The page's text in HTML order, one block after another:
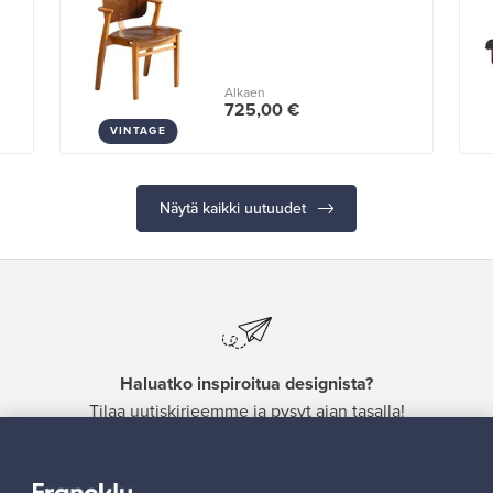
VINTAGE
Alkaen
725,00 €
Näytä kaikki uutuudet
Haluatko inspiroitua designista?
Tilaa uutiskirjeemme ja pysyt ajan tasalla!